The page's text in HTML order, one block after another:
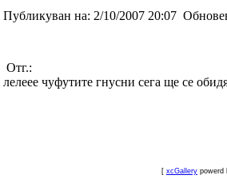
Публикуван на: 2/10/2007 20:07
Отг.:
лелеее чуфутите гнусни сега ще се
[ xcGallery